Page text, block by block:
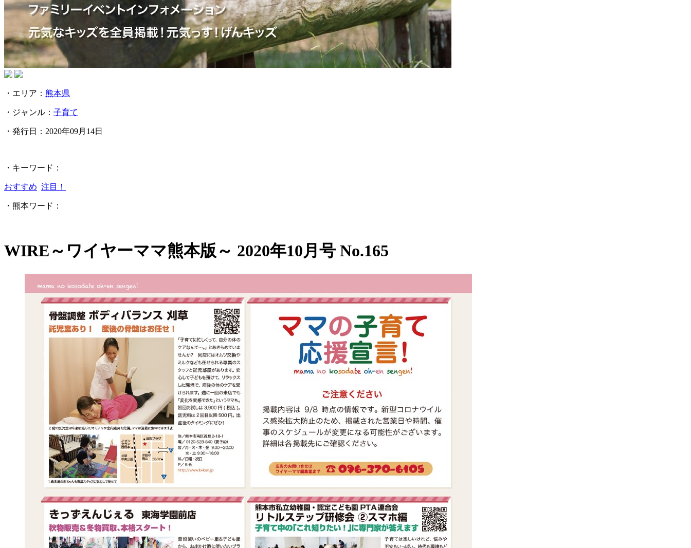
・エリア： 熊本県
・ジャンル： 子育て
・発行日： 2020年09月14日
・キーワード：
おすすめ 注目！
・熊本ワード：
WIRE～ワイヤーママ熊本版～ 2020年10月号 No.165